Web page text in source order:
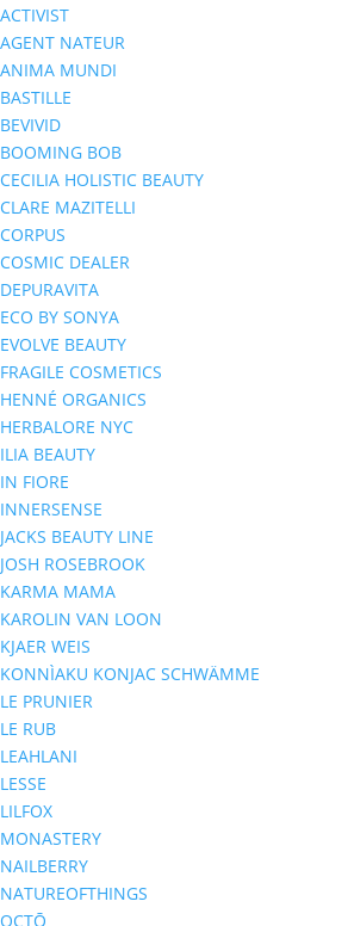
ACTIVIST
AGENT NATEUR
ANIMA MUNDI
BASTILLE
BEVIVID
BOOMING BOB
CECILIA HOLISTIC BEAUTY
CLARE MAZITELLI
CORPUS
COSMIC DEALER
DEPURAVITA
ECO BY SONYA
EVOLVE BEAUTY
FRAGILE COSMETICS
HENNÉ ORGANICS
HERBALORE NYC
ILIA BEAUTY
IN FIORE
INNERSENSE
JACKS BEAUTY LINE
JOSH ROSEBROOK
KARMA MAMA
KAROLIN VAN LOON
KJAER WEIS
KONNÌAKU KONJAC SCHWÄMME
LE PRUNIER
LE RUB
LEAHLANI
LESSE
LILFOX
MONASTERY
NAILBERRY
NATUREOFTHINGS
OCTŌ